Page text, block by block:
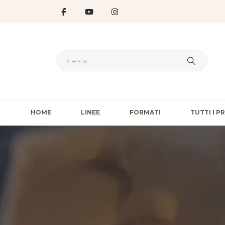
HOME LINEE FORMATI TUTTI I